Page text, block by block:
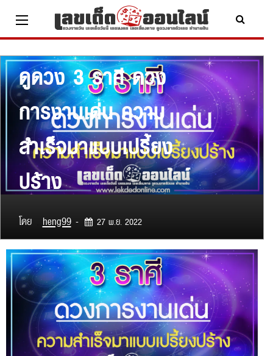
content
ดูดวง
ดูดวง 3 ราศี ดวง
การงานเด่น ความ
สำเร็จมาแบบเปรี้ยง
ปร้าง
โดย heng99 - 27 พ.ย. 2022